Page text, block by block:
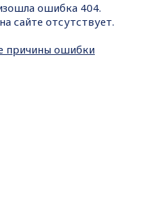
ошибка 404.
сайте отсутствует.
причины ошибки